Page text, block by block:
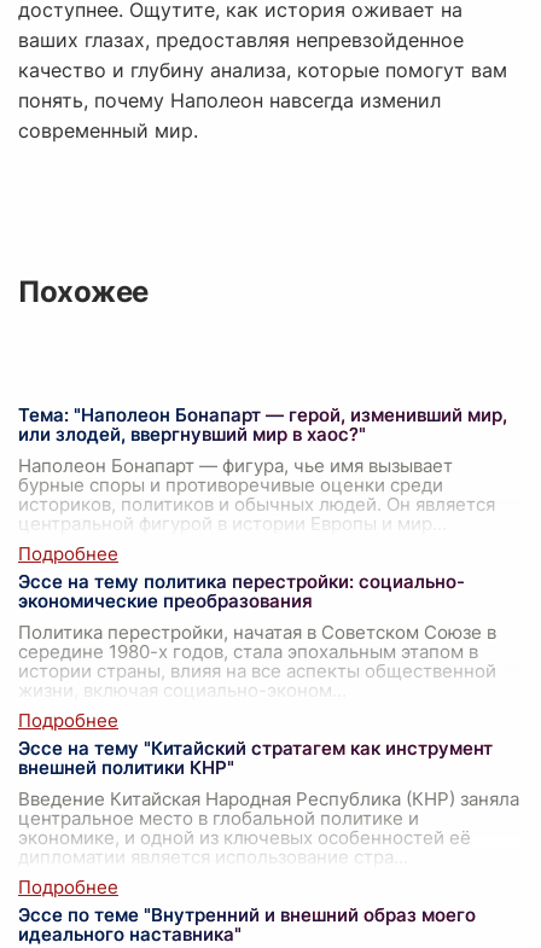
доступнее. Ощутите, как история оживает на
ваших глазах, предоставляя непревзойденное
качество и глубину анализа, которые помогут вам
понять, почему Наполеон навсегда изменил
современный мир.
Похожее
Тема: "Наполеон Бонапарт — герой, изменивший мир,
или злодей, ввергнувший мир в хаос?"
Наполеон Бонапарт — фигура, чье имя вызывает
бурные споры и противоречивые оценки среди
историков, политиков и обычных людей. Он является
центральной фигурой в истории Европы и мир
Эссе на тему политика перестройки: социально-
экономические преобразования
Политика перестройки, начатая в Советском Союзе в
середине 1980-х годов, стала эпохальным этапом в
истории страны, влияя на все аспекты общественной
жизни, включая социально-эконом
Эссе на тему "Китайский стратагем как инструмент
внешней политики КНР"
Введение Китайская Народная Республика (КНР) заняла
центральное место в глобальной политике и
экономике, и одной из ключевых особенностей её
дипломатии является использование стра
Эссе по теме "Внутренний и внешний образ моего
идеального наставника"